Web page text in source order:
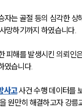
자는 골절 등의 심각한 상
망하기까지 하였습니다.
피해를 발생시킨 의뢰인
였습니다.
사고 사건 수행 데이터를
원만히 해결하고자 강릉